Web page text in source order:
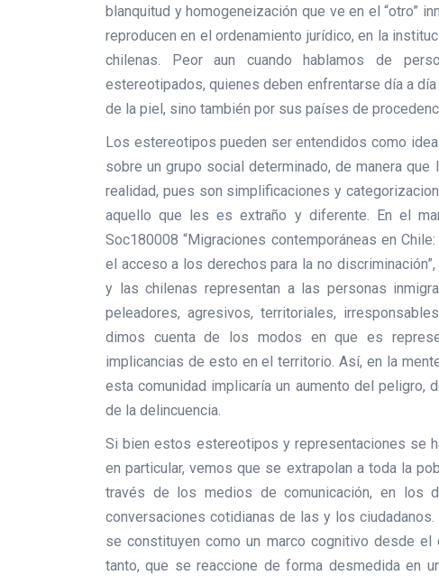
blanquitud y homogeneización que ve en el “otro”
reproducen en el ordenamiento jurídico, en la
chilenas. Peor aun cuando hablamos de
estereotipados, quienes deben enfrentarse día a
de la piel, sino también por sus países de
Los estereotipos pueden ser entendidos como
sobre un grupo social determinado, de manera
realidad, pues son simplificaciones y
aquello que les es extraño y diferente. En el
Soc180008 “Migraciones contemporáneas en
el acceso a los derechos para la no
y las chilenas representan a las personas
peleadores, agresivos, territoriales,
dimos cuenta de los modos en que es
implicancias de esto en el territorio. Así, en la
esta comunidad implicaría un aumento del
de la delincuencia.
Si bien estos estereotipos y representaciones se
en particular, vemos que se extrapolan a toda la
través de los medios de comunicación, en los
conversaciones cotidianas de las y los
se constituyen como un marco cognitivo desde
tanto, que se reaccione de forma desmedida en